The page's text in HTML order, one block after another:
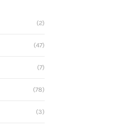
(2)
(47)
(7)
(78)
(3)